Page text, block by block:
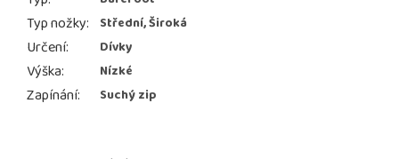
Typ nožky: Střední, Široká
Určení: Dívky
Výška: Nízké
Zapínání: Suchý zip